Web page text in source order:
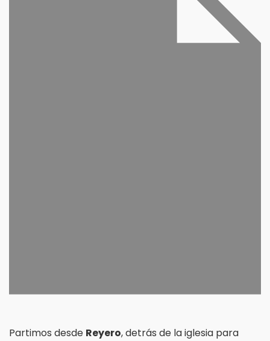
Partimos desde Reyero, detrás de la iglesia para